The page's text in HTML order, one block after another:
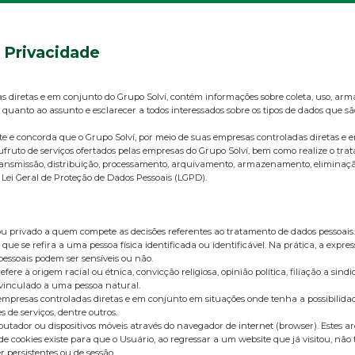
Privacidade
diretas e em conjunto do Grupo Solví, contém informações sobre coleta, uso,
ao assunto e esclarecer a todos interessados sobre os tipos de dados que
concorda que o Grupo Solví, por meio de suas empresas controladas diretas e
de serviços ofertados pelas empresas do Grupo Solví, bem como realize o
distribuição, processamento, arquivamento, armazenamento,
Geral de Proteção de Dados Pessoais (LGPD).
a quem compete as decisões referentes ao tratamento de dados pessoais.
que se refira a uma pessoa física identificada ou identificável. Na prática, a
podem ser sensíveis ou não.
à origem racial ou étnica, convicção religiosa, opinião política, filiação a
a uma pessoa natural.
controladas diretas e em conjunto em situações onde tenha a
de serviços, dentre outros.
ou dispositivos móveis através do navegador de internet (browser). Estes
cookies existe para que o Usuário, ao regressar a um website que já visitou,
ou de sessão.